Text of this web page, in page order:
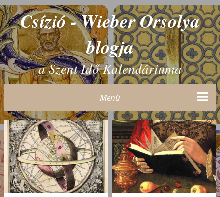
Csízió - Wieber Orsolya
blogja
a Szent Idő Kalendáriuma
Menü